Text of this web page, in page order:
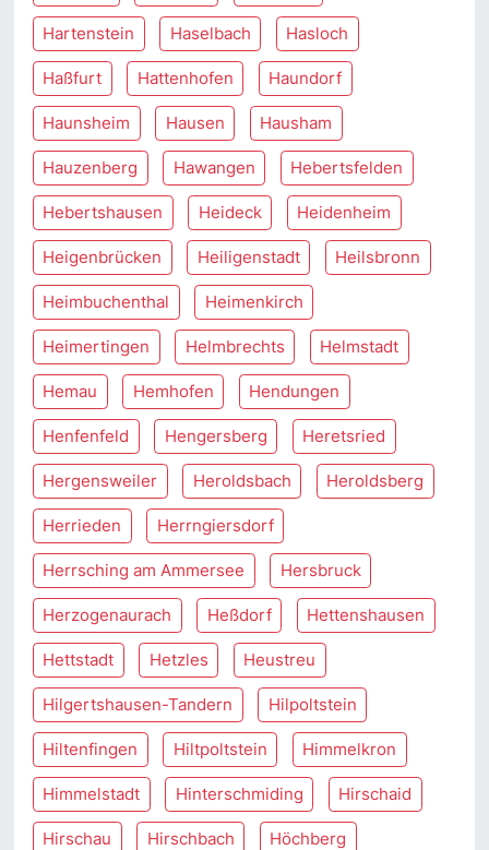
Hartenstein Haselbach Hasloch
Haßfurt Hattenhofen Haundorf
Haunsheim Hausen Hausham
Hauzenberg Hawangen Hebertsfelden
Hebertshausen Heideck Heidenheim
Heigenbrücken Heiligenstadt Heilsbronn
Heimbuchenthal Heimenkirch
Heimertingen Helmbrechts Helmstadt
Hemau Hemhofen Hendungen
Henfenfeld Hengersberg Heretsried
Hergensweiler Heroldsbach Heroldsberg
Herrieden Herrngiersdorf
Herrsching am Ammersee Hersbruck
Herzogenaurach Heßdorf Hettenshausen
Hettstadt Hetzles Heustreu
Hilgertshausen-Tandern Hilpoltstein
Hiltenfingen Hiltpoltstein Himmelkron
Himmelstadt Hinterschmiding Hirschaid
Hirschau Hirschbach Höchberg